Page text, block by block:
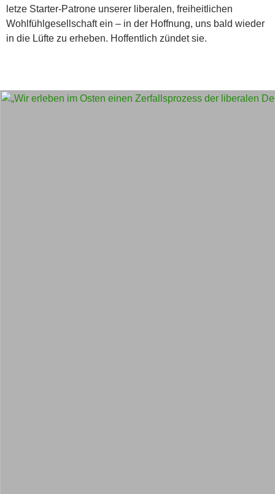
letze Starter-Patrone unserer liberalen, freiheitlichen
Wohlfühlgesellschaft ein – in der Hoffnung, uns bald wieder
in die Lüfte zu erheben. Hoffentlich zündet sie.